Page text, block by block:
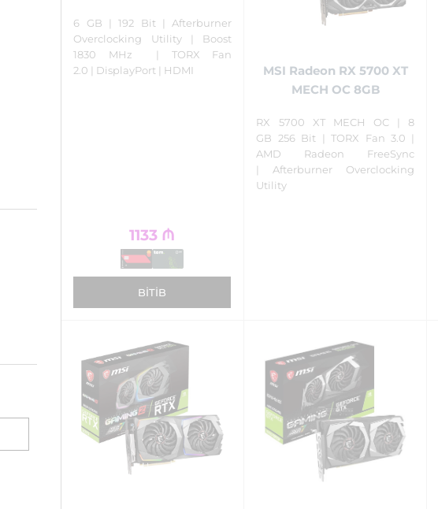
6 GB | 192 Bit | Afterburner
Overclocking Utility | Boost
1830 MHz | TORX Fan
2.0 | DisplayPort | HDMI
1133 ₼
BITIB
MSI Radeon RX 5700 XT
MECH OC 8GB
RX 5700 XT MECH OC | 8
GB 256 Bit | TORX Fan 3.0 |
AMD Radeon FreeSync
| Afterburner Overclocking
Utility